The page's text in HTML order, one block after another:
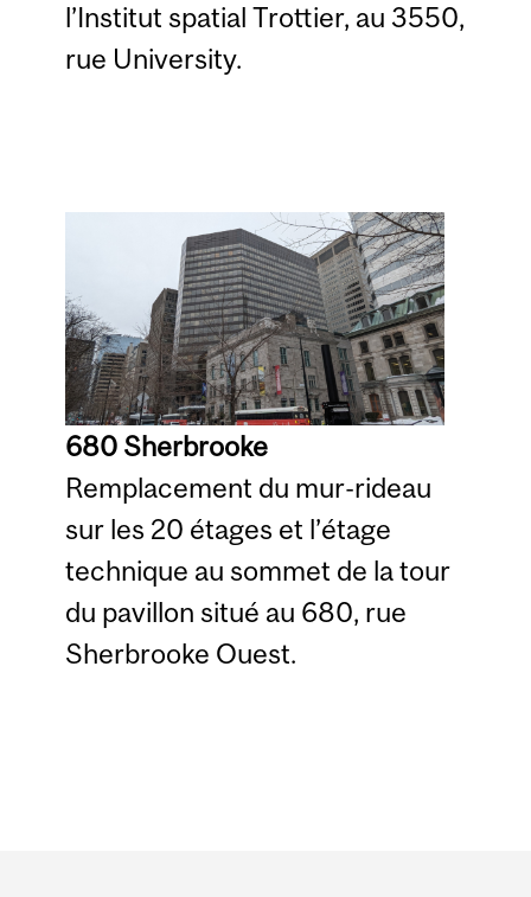
l’Institut spatial Trottier, au 3550,
rue University.
680 Sherbrooke
Remplacement du mur-rideau
sur les 20 étages et l’étage
technique au sommet de la tour
du pavillon situé au 680, rue
Sherbrooke Ouest.